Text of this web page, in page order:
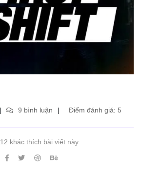
9 bình luận Điểm đánh giá: 5
12 khác thích bài viết này